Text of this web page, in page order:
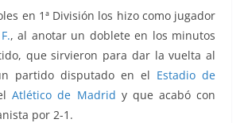
en 1ª División los hizo como jugador
, al anotar un doblete en los minutos
que sirvieron para dar la vuelta al
partido disputado en el Estadio de
Atlético de Madrid y que acabó con
por 2-1.